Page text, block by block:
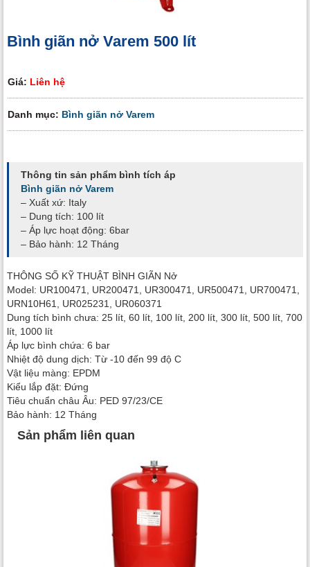
Bình giãn nở Varem 500 lít
Giá: Liên hệ
Danh mục: Bình giãn nở Varem
Thông tin sản phẩm bình tích áp
Bình giãn nở Varem
– Xuất xứ: Italy
– Dung tích: 100 lít
– Áp lực hoạt động: 6bar
– Bảo hành: 12 Tháng
THÔNG SỐ KỸ THUẬT BÌNH GIÃN Nở
Model: UR100471, UR200471, UR300471, UR500471, UR700471,
URN10H61, UR025231, UR060371
Dung tích bình chưa: 25 lít, 60 lít, 100 lít, 200 lít, 300 lít, 500 lít, 700
lít, 1000 lít
Áp lực bình chứa: 6 bar
Nhiệt độ dung dịch: Từ -10 đến 99 độ C
Vật liệu màng: EPDM
Kiểu lắp đặt: Đứng
Tiêu chuẩn châu Âu: PED 97/23/CE
Bảo hành: 12 Tháng
Sản phẩm liên quan